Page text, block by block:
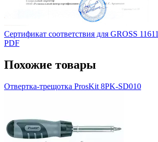
Сертификат соответствия для GROSS 11611
PDF
Похожие товары
Отвертка-трещотка ProsKit 8PK-SD010